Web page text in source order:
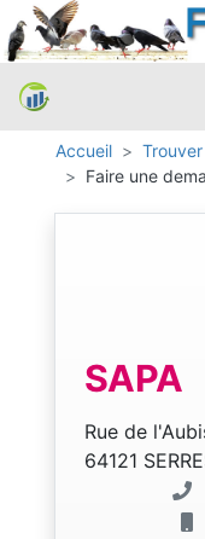
Accueil
Faire une
SAPA
Rue de
64121